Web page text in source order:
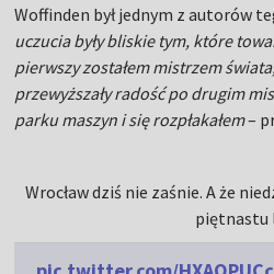
Woffinden był jednym z autorów
uczucia były bliskie tym, które
pierwszy zostałem mistrzem
przewyższały radość po drugim
parku maszyn i się rozpłakałem–
Wrocław dziś nie zaśnie. A że
piętnastu